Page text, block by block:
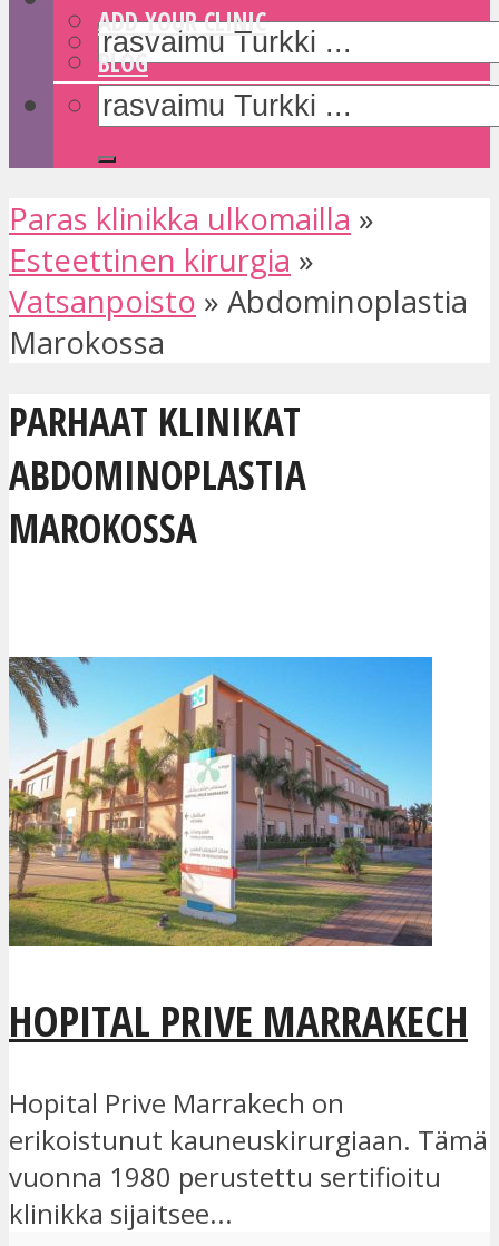
ADD YOUR CLINIC
BLOG
Paras klinikka ulkomailla »
Esteettinen kirurgia »
Vatsanpoisto » Abdominoplastia
Marokossa
PARHAAT KLINIKAT
ABDOMINOPLASTIA
MAROKOSSA
HOPITAL PRIVE MARRAKECH
Hopital Prive Marrakech on
erikoistunut kauneuskirurgiaan. Tämä
vuonna 1980 perustettu sertifioitu
klinikka sijaitsee...